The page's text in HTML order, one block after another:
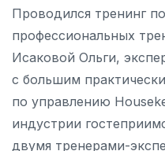
Проводился тренинг
профессиональных
Исаковой Ольги,
с большим
по управлению
индустрии
двумя тренерами-